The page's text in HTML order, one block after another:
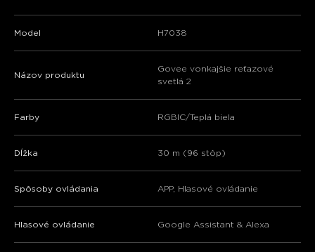
Model H7038
Názov produktu
Govee vonkajšie reťazové
svetlá 2
Farby RGBIC/Teplá biela
Dĺžka 30 m (96 stôp)
Spôsoby ovládania APP, Hlasové ovládanie
Hlasové ovládanie Google Assistant & Alexa